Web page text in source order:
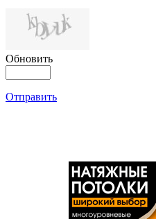
Обновить
Отправить